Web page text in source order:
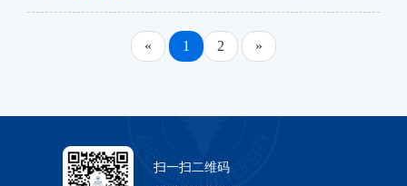
« 1 2 »
扫一扫二维码